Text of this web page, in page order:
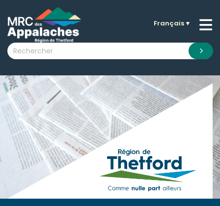
submenu (La MRC )
submenu (Citoyens )
submenu (Visiteurs )
submenu (Nouvelles )
submenu (Documentation )
Français▼